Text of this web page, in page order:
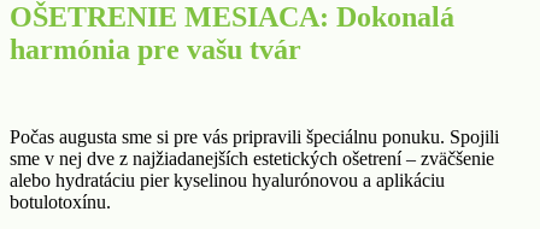
OŠETRENIE MESIACA: Dokonalá
harmónia pre vašu tvár
Počas augusta sme si pre vás pripravili špeciálnu ponuku. Spojili
sme v nej dve z najžiadanejších estetických ošetrení – zväčšenie
alebo hydratáciu pier kyselinou hyalurónovou a aplikáciu
botulotoxínu.